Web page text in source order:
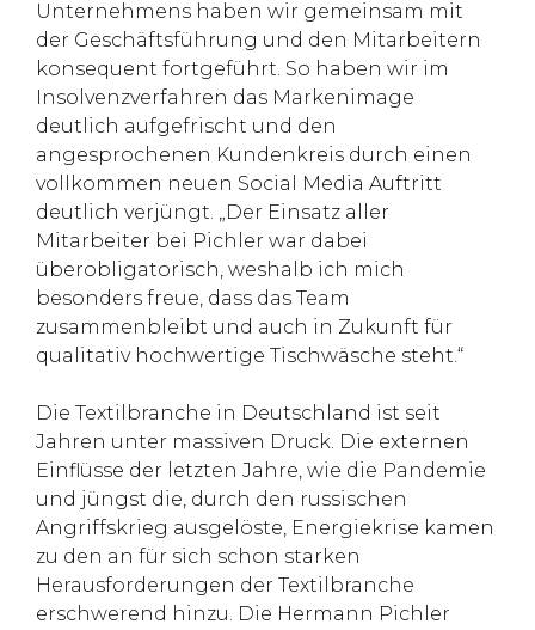
Unternehmens haben wir gemeinsam mit
der Geschäftsführung und den Mitarbeitern
konsequent fortgeführt. So haben wir im
Insolvenzverfahren das Markenimage
deutlich aufgefrischt und den
angesprochenen Kundenkreis durch einen
vollkommen neuen Social Media Auftritt
deutlich verjüngt. „Der Einsatz aller
Mitarbeiter bei Pichler war dabei
überobligatorisch, weshalb ich mich
besonders freue, dass das Team
zusammenbleibt und auch in Zukunft für
qualitativ hochwertige Tischwäsche steht.“
Die Textilbranche in Deutschland ist seit
Jahren unter massiven Druck. Die externen
Einflüsse der letzten Jahre, wie die Pandemie
und jüngst die, durch den russischen
Angriffskrieg ausgelöste, Energiekrise kamen
zu den an für sich schon starken
Herausforderungen der Textilbranche
erschwerend hinzu. Die Hermann Pichler